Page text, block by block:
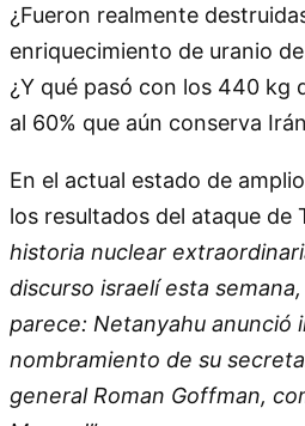
¿Fueron realmente
enriquecimiento de uranio
¿Y qué pasó con los 440 kg
al 60% que aún conserva
En el actual estado de
los resultados del ataque de
historia nuclear
discurso israelí esta
parece: Netanyahu anunció
nombramiento de su
general Roman Goffman,